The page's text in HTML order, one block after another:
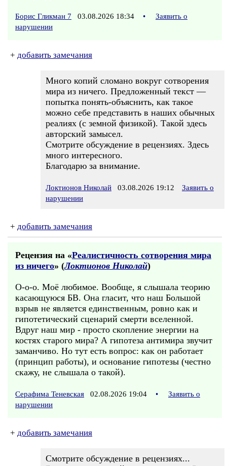
Борис Гликман 7 03.08.2026 18:34 •
Заявить о
нарушении
+ добавить замечания
Много копий сломано вокруг сотворения
мира из ничего. Предложенный текст —
попытка понять-объяснить, как такое
можно себе представить в наших обычных
реалиях (с земной физикой). Такой здесь
авторский замысел.
Смотрите обсуждение в рецензиях. Здесь
много интересного.
Благодарю за внимание.
Локтионов Николай 03.08.2026 19:12
Заявить о
нарушении
+ добавить замечания
Рецензия на «Реалистичность сотворения мира
из ничего» (Локтионов Николай)
О-о-о. Моё любимое. Вообще, я слышала теорию
касающуюся БВ. Она гласит, что наш Большой
взрыв не является единственным, ровно как и
гипотетический сценарий смерти вселенной.
Вдруг наш мир - просто скопление энергии на
костях старого мира? А гипотеза антимира звучит
заманчиво. Но тут есть вопрос: как он работает
(принцип работы), и основание гипотезы (честно
скажу, не слышала о такой).
Серафима Теневская 02.08.2026 19:04 •
Заявить о
нарушении
+ добавить замечания
Смотрите обсуждение в рецензиях...